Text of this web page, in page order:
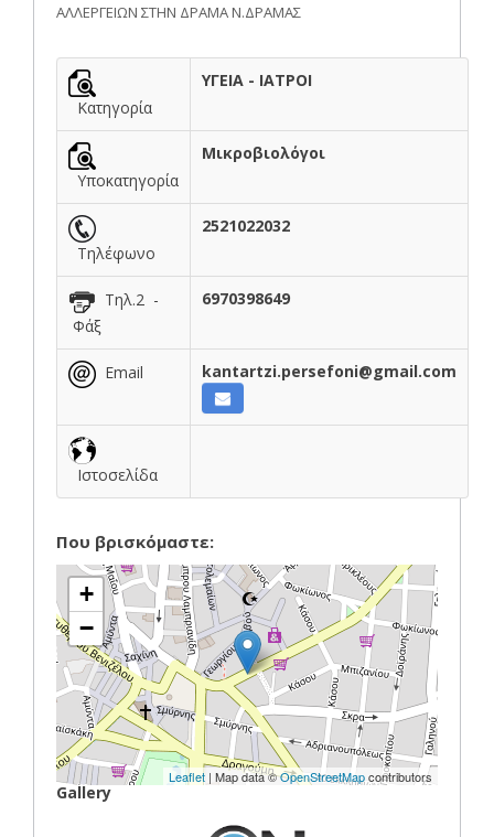
ΑΛΛΕΡΓΕΙΩΝ ΣΤΗΝ ΔΡΑΜΑ Ν.ΔΡΑΜΑΣ
Κατηγορία
ΥΓΕΙΑ - ΙΑΤΡΟΙ
Υποκατηγορία
Μικροβιολόγοι
Τηλέφωνο
2521022032
Τηλ.2 -
Φάξ
6970398649
Email kantartzi.persefoni@gmail.com
Ιστοσελίδα
Που βρισκόμαστε:
+
−
Leaflet | Map data ©OpenStreetMapcontributors
Gallery